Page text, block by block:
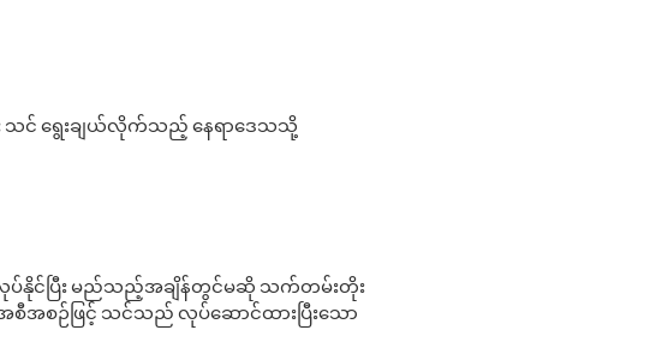
း သင် ရွေးချယ်လိုက်သည့် နေရာဒေသသို့
ပြုလုပ်နိုင်ပြီး မည်သည့်အချိန်တွင်မဆို သက်တမ်းတိုး
အစဉ်ဖြင့် သင်သည် လုပ်ဆောင်ထားပြီးသော